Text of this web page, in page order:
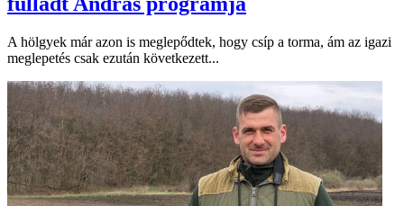
A hölgyek már azon is meglepődtek, hogy csíp a torma, ám az igazi
meglepetés csak ezután következett...